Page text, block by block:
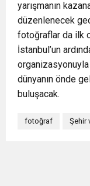
yarışmanın
düzenlenecek
fotoğraflar da ilk
İstanbul’un
dünyanın önde
buluşacak.
fotoğraf Şehir